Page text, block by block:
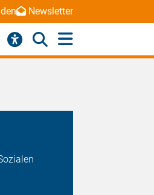
Newsletter